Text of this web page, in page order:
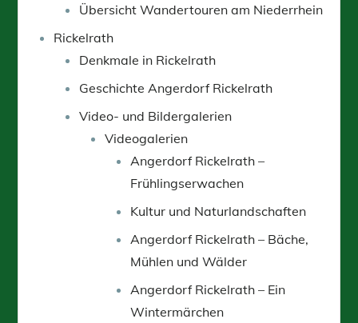
Übersicht Wandertouren am Niederrhein
Rickelrath
Denkmale in Rickelrath
Geschichte Angerdorf Rickelrath
Video- und Bildergalerien
Videogalerien
Angerdorf Rickelrath –
Frühlingserwachen
Kultur und Naturlandschaften
Angerdorf Rickelrath – Bäche,
Mühlen und Wälder
Angerdorf Rickelrath – Ein
Wintermärchen